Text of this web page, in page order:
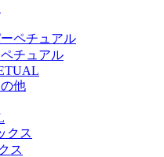
チュアル
ス